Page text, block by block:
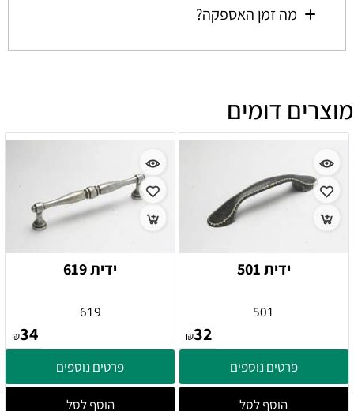
מה זמן האספקה?
מוצרים דומים
ידית 501
501
₪32
פרטים נוספים
הוסף לסל
ידית 619
619
₪34
פרטים נוספים
הוסף לסל